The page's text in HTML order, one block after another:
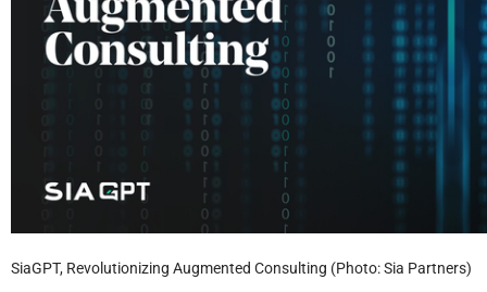
SiaGPT, Revolutionizing Augmented Consulting (Photo: Sia Partners)